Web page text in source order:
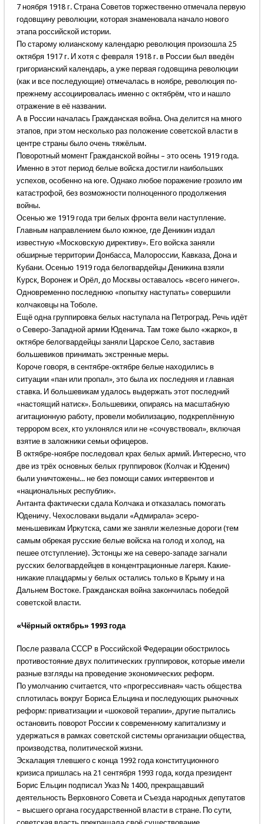
7 ноября 1918 г. Страна Советов торжественно отмечала первую
годовщину революции, которая знаменовала начало нового
этапа российской истории.
По старому юлианскому календарю революция произошла 25
октября 1917 г. И хотя с февраля 1918 г. в России был введён
григорианский календарь, а уже первая годовщина революции
(как и все последующие) отмечалась в ноябре, революция по-
прежнему ассоциировалась именно с октябрём, что и нашло
отражение в её названии.
А в России началась Гражданская война. Она делится на много
этапов, при этом несколько раз положение советской власти в
центре страны было очень тяжёлым.
Поворотный момент Гражданской войны – это осень 1919 года.
Именно в этот период белые войска достигли наибольших
успехов, особенно на юге. Однако любое поражение грозило им
катастрофой, без возможности полноценного продолжения
войны.
Осенью же 1919 года три белых фронта вели наступление.
Главным направлением было южное, где Деникин издал
известную «Московскую директиву». Его войска заняли
обширные территории Донбасса, Малороссии, Кавказа, Дона и
Кубани. Осенью 1919 года белогвардейцы Деникина взяли
Курск, Воронеж и Орёл, до Москвы оставалось «всего ничего».
Одновременно последнюю «попытку наступать» совершили
колчаковцы на Тоболе.
Ещё одна группировка белых наступала на Петроград. Речь идёт
о Северо-Западной армии Юденича. Там тоже было «жарко», в
октябре белогвардейцы заняли Царское Село, заставив
большевиков принимать экстренные меры.
Короче говоря, в сентябре-октябре белые находились в
ситуации «пан или пропал», это была их последняя и главная
ставка. И большевикам удалось выдержать этот последний
«настоящий натиск». Большевики, опираясь на масштабную
агитационную работу, провели мобилизацию, подкреплённую
террором всех, кто уклонялся или не «сочувствовал», включая
взятие в заложники семьи офицеров.
В октябре-ноябре последовал крах белых армий. Интересно, что
две из трёх основных белых группировок (Колчак и Юденич)
были уничтожены... не без помощи самих интервентов и
«национальных республик».
Антанта фактически сдала Колчака и отказалась помогать
Юденичу. Чехословаки выдали «Адмирала» эсеро-
меньшевикам Иркутска, сами же заняли железные дороги (тем
самым обрекая русские белые войска на голод и холод, на
пешее отступление). Эстонцы же на северо-западе загнали
русских белогвардейцев в концентрационные лагеря. Какие-
никакие плацдармы у белых остались только в Крыму и на
Дальнем Востоке. Гражданская война закончилась победой
советской власти.
«Чёрный октябрь» 1993 года
После развала СССР в Российской Федерации обострилось
противостояние двух политических группировок, которые имели
разные взгляды на проведение экономических реформ.
По умолчанию считается, что «прогрессивная» часть общества
сплотилась вокруг Бориса Ельцина и последующих рыночных
реформ: приватизации и «шоковой терапии», другие пытались
остановить поворот России к современному капитализму и
удержаться в рамках советской системы организации общества,
производства, политической жизни.
Эскалация тлевшего с конца 1992 года конституционного
кризиса пришлась на 21 сентября 1993 года, когда президент
Борис Ельцин подписал Указ № 1400, прекращавший
деятельность Верховного Совета и Съезда народных депутатов
– высшего органа государственной власти в стране. По сути,